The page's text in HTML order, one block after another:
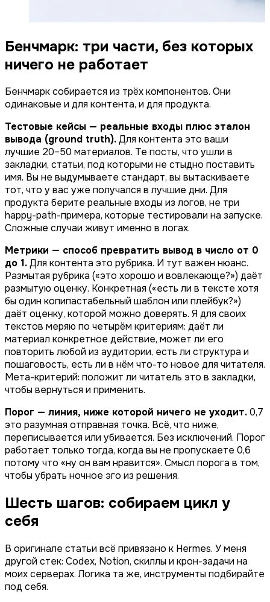
Бенчмарк: три части, без которых
ничего не работает
Бенчмарк собирается из трёх компонентов. Они
одинаковые и для контента, и для продукта.
Тестовые кейсы — реальные входы плюс эталон
вывода (ground truth).Для контента это ваши
лучшие 20–50 материалов. Те посты, что ушли в
закладки, статьи, под которыми не стыдно поставить
имя. Вы не выдумываете стандарт, вы вытаскиваете
тот, что у вас уже получался в лучшие дни. Для
продукта берите реальные входы из логов, не три
happy-path-примера, которые тестировали на запуске.
Сложные случаи живут именно в логах.
Метрики — способ превратить вывод в число от 0
до 1.Для контента это рубрика. И тут важен нюанс.
Размытая рубрика («это хорошо и вовлекающе?») даёт
размытую оценку. Конкретная («есть ли в тексте хотя
бы один копипастабельный шаблон или плейбук?»)
даёт оценку, которой можно доверять. Я для своих
текстов меряю по четырём критериям: даёт ли
материал конкретное действие, может ли его
повторить любой из аудитории, есть ли структура и
пошаговость, есть ли в нём что-то новое для читателя.
Мета-критерий: положит ли читатель это в закладки,
чтобы вернуться и применить.
Порог — линия, ниже которой ничего не уходит.0,7
это разумная отправная точка. Всё, что ниже,
переписывается или убивается. Без исключений. Порог
работает только тогда, когда вы не пропускаете 0,6
потому что «ну он вам нравится». Смысл порога в том,
чтобы убрать ночное эго из решения.
Шесть шагов: собираем цикл у
себя
В оригинале статьи всё привязано к Hermes. У меня
другой стек: Codex, Notion, скиллы и крон-задачи на
моих серверах. Логика та же, инструменты подбирайте
под себя.